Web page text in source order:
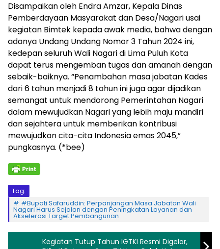
Disampaikan oleh Endra Amzar, Kepala Dinas
Pemberdayaan Masyarakat dan Desa/Nagari usai
kegiatan Bimtek kepada awak media, bahwa dengan
adanya Undang Undang Nomor 3 Tahun 2024 ini,
kedepan seluruh Wali Nagari di Lima Puluh Kota
dapat terus mengemban tugas dan amanah dengan
sebaik-baiknya. “Penambahan masa jabatan Kades
dari 6 tahun menjadi 8 tahun ini juga agar dijadikan
semangat untuk mendorong Pemerintahan Nagari
dalam mewujudkan Nagari yang lebih maju mandiri
dan sejahtera untuk memberikan kontribusi
mewujudkan cita-cita Indonesia emas 2045,”
pungkasnya. (*bee)
Tag:
#Bupati Safaruddin: Perpanjangan Masa Jabatan Wali
Nagari Harus Sejalan dengan Peningkatan Layanan dan
Akselerasi Target Pembangunan
Kegiatan Tutup Tahun IGTKI Resmi Digelar,